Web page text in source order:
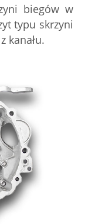
biegów w
typu skrzyni
kanału.